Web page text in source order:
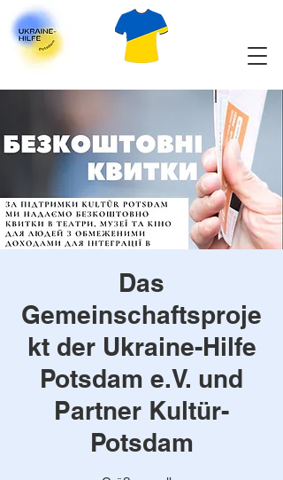
Das
Gemeinschaftsproje
kt der Ukraine-Hilfe
Potsdam e.V. und
Partner Kultür-
Potsdam